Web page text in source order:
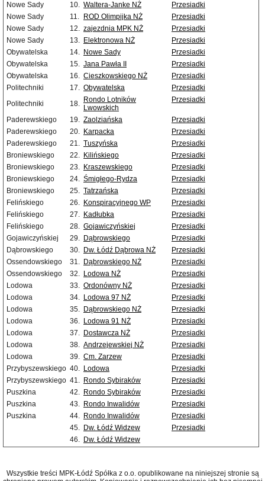
Nowe Sady
10. Waltera-Janke NŻ
Przesiadki
Nowe Sady
11. ROD Olimpijka NŻ
Przesiadki
Nowe Sady
12. zajezdnia MPK NŻ
Przesiadki
Nowe Sady
13. Elektronowa NŻ
Przesiadki
Obywatelska
14. Nowe Sady
Przesiadki
Obywatelska
15. Jana Pawła II
Przesiadki
Obywatelska
16. Cieszkowskiego NŻ
Przesiadki
Politechniki
17. Obywatelska
Przesiadki
Politechniki
18. Rondo Lotników
Lwowskich
Przesiadki
Paderewskiego 19. Zaolziańska
Przesiadki
Paderewskiego
20. Karpacka
Przesiadki
Paderewskiego
21. Tuszyńska
Przesiadki
Broniewskiego
22. Kilińskiego
Przesiadki
Broniewskiego
23. Kraszewskiego
Przesiadki
Broniewskiego
24. Śmigłego-Rydza
Przesiadki
Broniewskiego
25. Tatrzańska
Przesiadki
Felińskiego
26. Konspiracyjnego WP
Przesiadki
Felińskiego
27. Kadłubka
Przesiadki
Felińskiego
28. Gojawiczyńskiej
Przesiadki
Gojawiczyńskiej
29. Dąbrowskiego
Przesiadki
Dąbrowskiego
30. Dw. Łódź Dąbrowa NŻ
Przesiadki
Ossendowskiego
31. Dąbrowskiego NŻ
Przesiadki
Ossendowskiego
32. Lodowa NŻ
Przesiadki
Lodowa
33. Ordonówny NŻ
Przesiadki
Lodowa
34. Lodowa 97 NŻ
Przesiadki
Lodowa
35. Dąbrowskiego NŻ
Przesiadki
Lodowa
36. Lodowa 91 NŻ
Przesiadki
Lodowa
37. Dostawcza NŻ
Przesiadki
Lodowa
38. Andrzejewskiej NŻ
Przesiadki
Lodowa
39. Cm. Zarzew
Przesiadki
Przybyszewskiego 40. Lodowa
Przesiadki
Przybyszewskiego 41. Rondo Sybiraków
Przesiadki
Puszkina
42. Rondo Sybiraków
Przesiadki
Puszkina
43. Rondo Inwalidów
Przesiadki
Puszkina
44. Rondo Inwalidów
Przesiadki
45. Dw. Łódź Widzew
Przesiadki
46. Dw. Łódź Widzew
Wszystkie treści MPK-Łódź Spółka z o.o. opublikowane na niniejszej stronie są